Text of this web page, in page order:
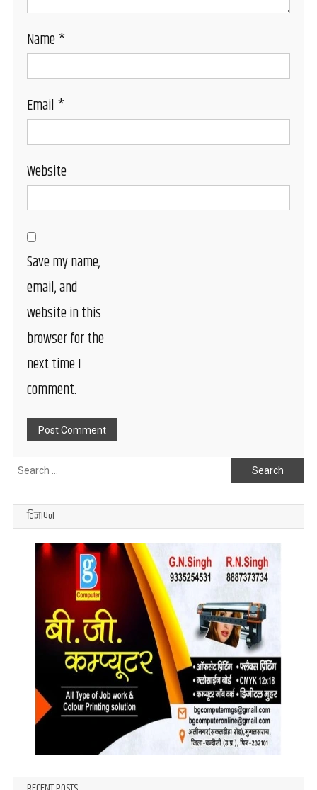
Name*
Email*
Website
Save my name,
email, and
website in this
browser for the
next time I
comment.
Search
for:
विज्ञापन